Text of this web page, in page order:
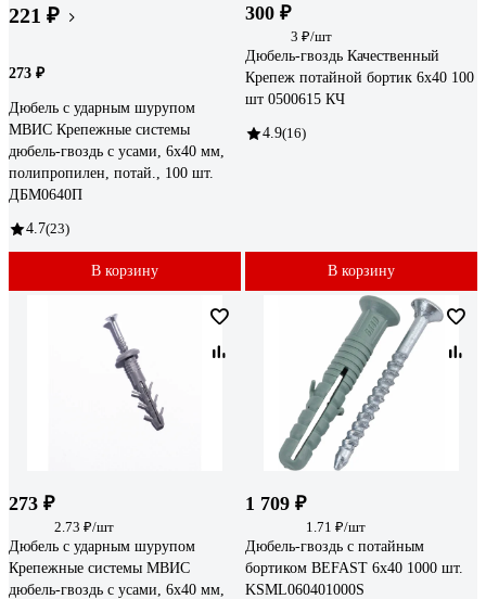
221 ₽
273 ₽
Дюбель с ударным шурупом
МВИС Крепежные системы
дюбель-гвоздь с усами, 6x40 мм,
полипропилен, потай., 100 шт.
ДБМ0640П
4.7(23)
В корзину
300 ₽
3 ₽/шт
Дюбель-гвоздь Качественный
Крепеж потайной бортик 6х40 100
шт 0500615 КЧ
4.9(16)
В корзину
273 ₽
2.73 ₽/шт
Дюбель с ударным шурупом
Крепежные системы МВИС
дюбель-гвоздь с усами, 6x40 мм,
1 709 ₽
1.71 ₽/шт
Дюбель-гвоздь с потайным
бортиком BEFAST 6x40 1000 шт.
KSML060401000S